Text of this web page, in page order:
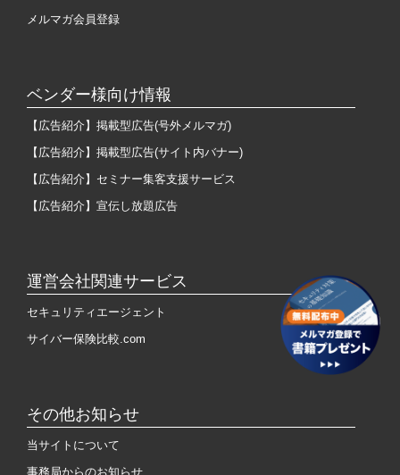
メルマガ会員登録
ベンダー様向け情報
【広告紹介】掲載型広告(号外メルマガ)
【広告紹介】掲載型広告(サイト内バナー)
【広告紹介】セミナー集客支援サービス
【広告紹介】宣伝し放題広告
運営会社関連サービス
セキュリティエージェント
サイバー保険比較.com
その他お知らせ
当サイトについて
事務局からのお知らせ